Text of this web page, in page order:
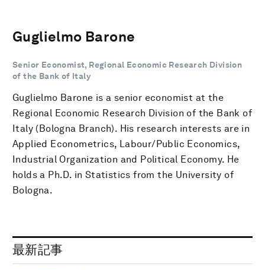
Guglielmo Barone
Senior Economist, Regional Economic Research Division
of the Bank of Italy
Guglielmo Barone is a senior economist at the
Regional Economic Research Division of the Bank of
Italy (Bologna Branch). His research interests are in
Applied Econometrics, Labour/Public Economics,
Industrial Organization and Political Economy. He
holds a Ph.D. in Statistics from the University of
Bologna.
最新記事